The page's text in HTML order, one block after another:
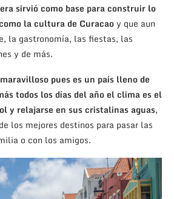
sirvió como base para construir lo
la cultura de Curacaoy que aun
la gastronomía, las fiestas, las
y de más.
pues es un país lleno de
todos los días del año el clima es el
y relajarse en sus cristalinas aguas,
los mejores destinos para pasar las
o con los amigos.